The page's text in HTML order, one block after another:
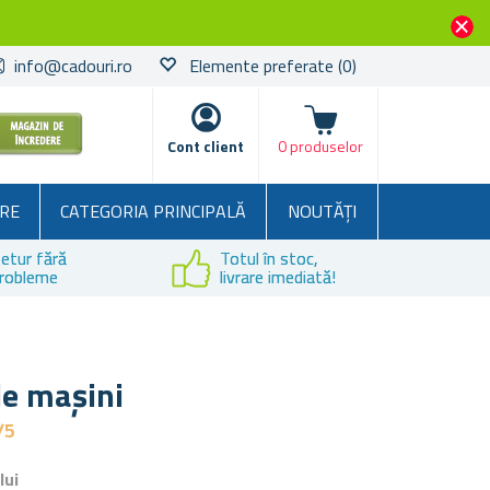
info@cadouri.ro Elemente preferate (0)
Cont client
Coșul
0 produselor
CATEGORIA PRINCIPALĂ
NOUTĂȚI
fără Totul în stoc,
livrare imediată!
mașini